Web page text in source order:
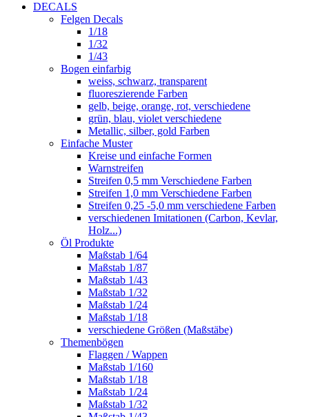
DECALS
Felgen Decals
1/18
1/32
1/43
Bogen einfarbig
weiss, schwarz, transparent
fluoreszierende Farben
gelb, beige, orange, rot, verschiedene
grün, blau, violet verschiedene
Metallic, silber, gold Farben
Einfache Muster
Kreise und einfache Formen
Warnstreifen
Streifen 0,5 mm Verschiedene Farben
Streifen 1,0 mm Verschiedene Farben
Streifen 0,25 -5,0 mm verschiedene Farben
verschiedenen Imitationen (Carbon, Kevlar,
Holz...)
Öl Produkte
Maßstab 1/64
Maßstab 1/87
Maßstab 1/43
Maßstab 1/32
Maßstab 1/24
Maßstab 1/18
verschiedene Größen (Maßstäbe)
Themenbögen
Flaggen / Wappen
Maßstab 1/160
Maßstab 1/18
Maßstab 1/24
Maßstab 1/32